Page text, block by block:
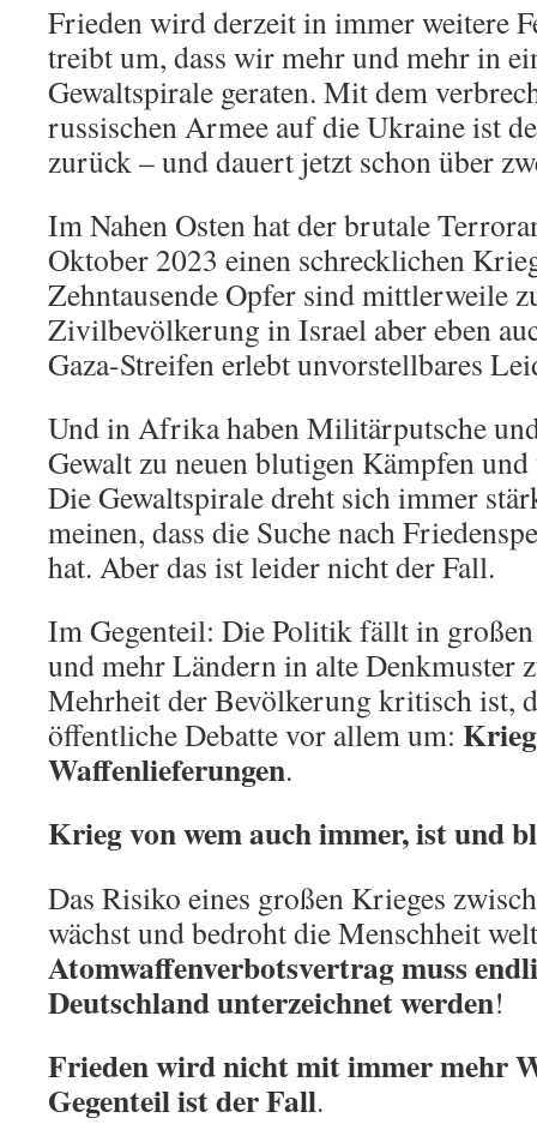
Frieden wird derzeit in immer weitere
treibt um, dass wir mehr und mehr in
Gewaltspirale geraten. Mit dem
russischen Armee auf die Ukraine ist
zurück – und dauert jetzt schon über
Im Nahen Osten hat der brutale
Oktober 2023 einen schrecklichen
Zehntausende Opfer sind mittlerweile
Zivilbevölkerung in Israel aber eben
Gaza-Streifen erlebt unvorstellbares
Und in Afrika haben Militärputsche
Gewalt zu neuen blutigen Kämpfen
Die Gewaltspirale dreht sich immer
meinen, dass die Suche nach
hat. Aber das ist leider nicht der Fall.
Im Gegenteil: Die Politik fällt in
und mehr Ländern in alte Denkmuster
Mehrheit der Bevölkerung kritisch ist,
öffentliche Debatte vor allem um:
Waffenlieferungen.
Krieg von wem auch immer, ist und
Das Risiko eines großen Krieges
wächst und bedroht die Menschheit
Atomwaffenverbotsvertrag muss
Deutschland unterzeichnet werden!
Frieden wird nicht mit immer mehr
Gegenteil ist der Fall.